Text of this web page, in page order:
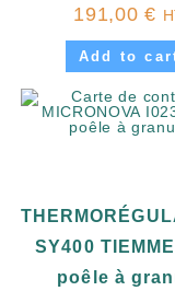
191,00€
Add to
SY400
poêle à